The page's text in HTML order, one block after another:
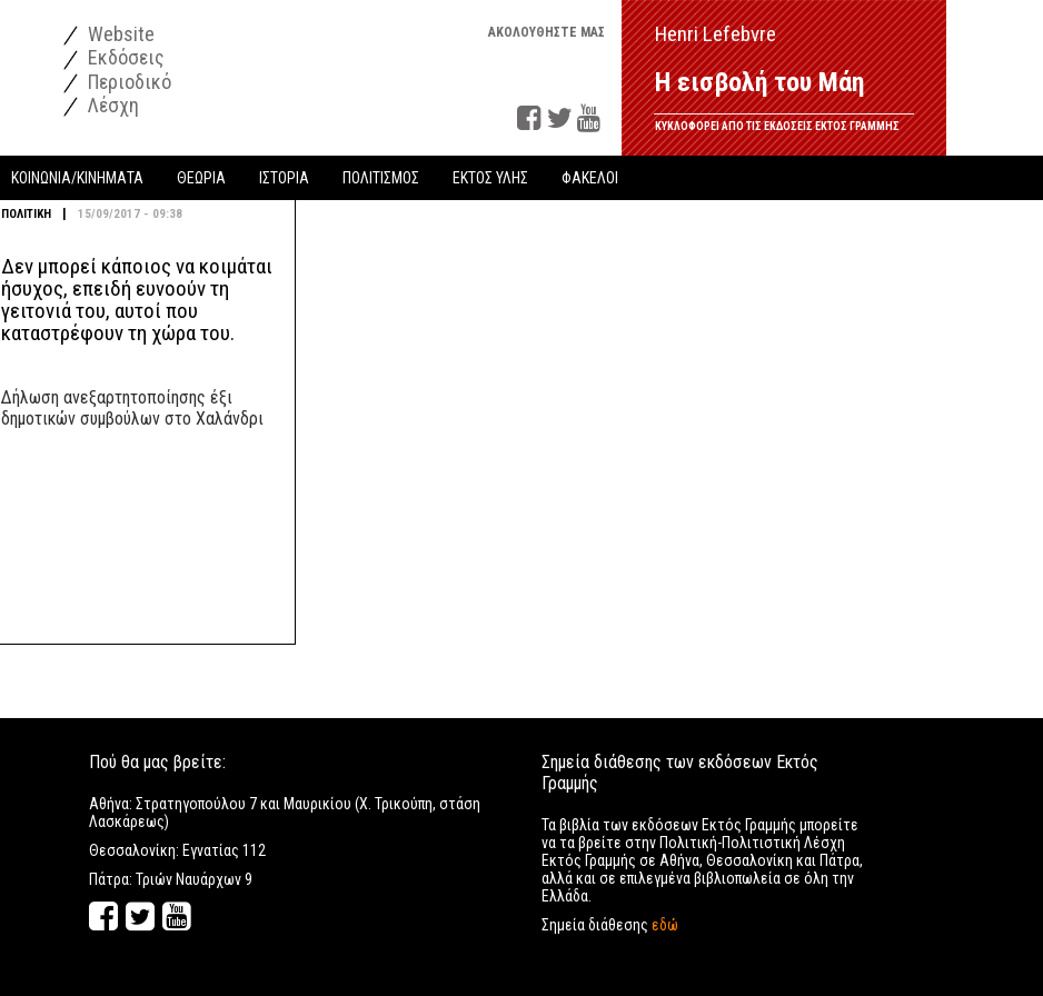
Website
Εκδόσεις
Περιοδικό
Λέσχη
ΑΚΟΛΟΥΘΗΣΤΕ ΜΑΣ Henri Lefebvre
Η εισβολή του Μάη
ΚΥΚΛΟΦΟΡΕΙ ΑΠΟ ΤΙΣ ΕΚΔΟΣΕΙΣ ΕΚΤΟΣ ΓΡΑΜΜΗΣ
ΚΟΙΝΩΝΙΑ/ΚΙΝΗΜΑΤΑ ΘΕΩΡΙΑ ΙΣΤΟΡΙΑ ΠΟΛΙΤΙΣΜΟΣ ΕΚΤΟΣ ΥΛΗΣ ΦΑΚΕΛΟΙ
ΠΟΛΙΤΙΚΗ 15/09/2017 - 09:38
Δεν μπορεί κάποιος να κοιμάται
ήσυχος, επειδή ευνοούν τη
γειτονιά του, αυτοί που
καταστρέφουν τη χώρα του.
Δήλωση ανεξαρτητοποίησης έξι
δημοτικών συμβούλων στο Χαλάνδρι
Πού θα μας βρείτε:
Αθήνα: Στρατηγοπούλου 7 και Μαυρικίου (Χ. Τρικούπη, στάση
Λασκάρεως)
Θεσσαλονίκη: Εγνατίας 112
Πάτρα: Τριών Ναυάρχων 9
Σημεία διάθεσης των εκδόσεων Εκτός
Γραμμής
Τα βιβλία των εκδόσεων Εκτός Γραμμής μπορείτε
να τα βρείτε στην Πολιτική-Πολιτιστική Λέσχη
Εκτός Γραμμής σε Αθήνα, Θεσσαλονίκη και Πάτρα,
αλλά και σε επιλεγμένα βιβλιοπωλεία σε όλη την
Ελλάδα.
Σημεία διάθεσης εδώ